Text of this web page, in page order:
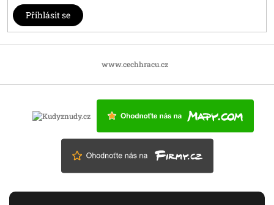
Přihlásit se
www.cechhracu.cz